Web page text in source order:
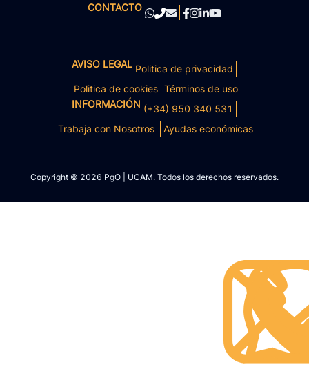
CONTACTO
AVISO LEGAL Politica de privacidad
Politica de cookies Términos de uso
INFORMACIÓN (+34) 950 340 531
Trabaja con Nosotros
Ayudas económicas
Copyright © 2026 PgO | UCAM. Todos los derechos reservados.